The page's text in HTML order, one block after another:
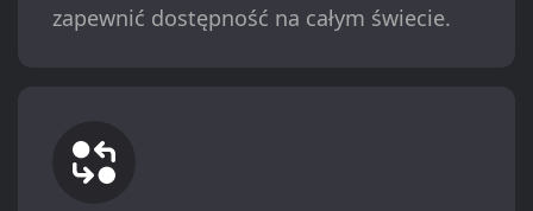
zapewnić dostępność na całym świecie.